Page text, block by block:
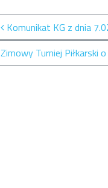
Nawigacja po
Komunikat KG z dnia
Zimowy Turniej Piłkarski